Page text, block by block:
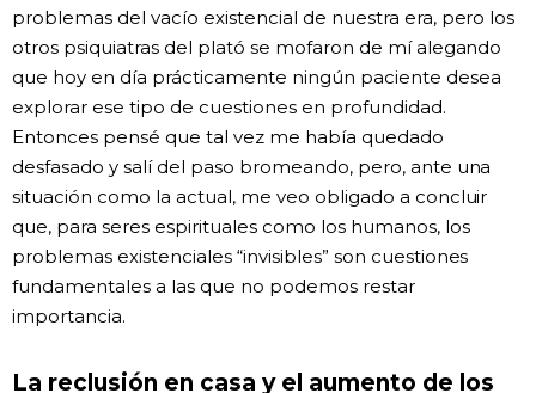
problemas del vacío existencial de nuestra era, pero los
otros psiquiatras del plató se mofaron de mí alegando
que hoy en día prácticamente ningún paciente desea
explorar ese tipo de cuestiones en profundidad.
Entonces pensé que tal vez me había quedado
desfasado y salí del paso bromeando, pero, ante una
situación como la actual, me veo obligado a concluir
que, para seres espirituales como los humanos, los
problemas existenciales “invisibles” son cuestiones
fundamentales a las que no podemos restar
importancia.
La reclusión en casa y el aumento de los